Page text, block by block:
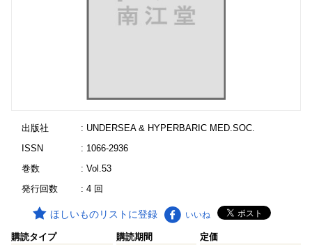
出版社
: UNDERSEA & HYPERBARIC MED.SOC.
ISSN
: 1066-2936
巻数
: Vol.53
発行回数
: 4 回
ほしいものリストに登録 いいね
購読タイプ 購読期間 定価